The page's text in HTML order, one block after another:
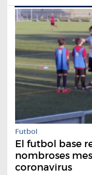
Futbol
El futbol base
nombroses
coronavirus